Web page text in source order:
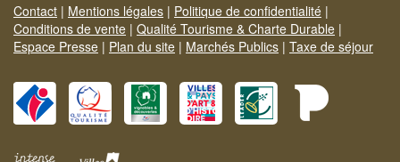
Contact | Mentions légales | Politique de confidentialité |
Conditions de vente | Qualité Tourisme & Charte Durable |
Espace Presse | Plan du site | Marchés Publics | Taxe de séjour